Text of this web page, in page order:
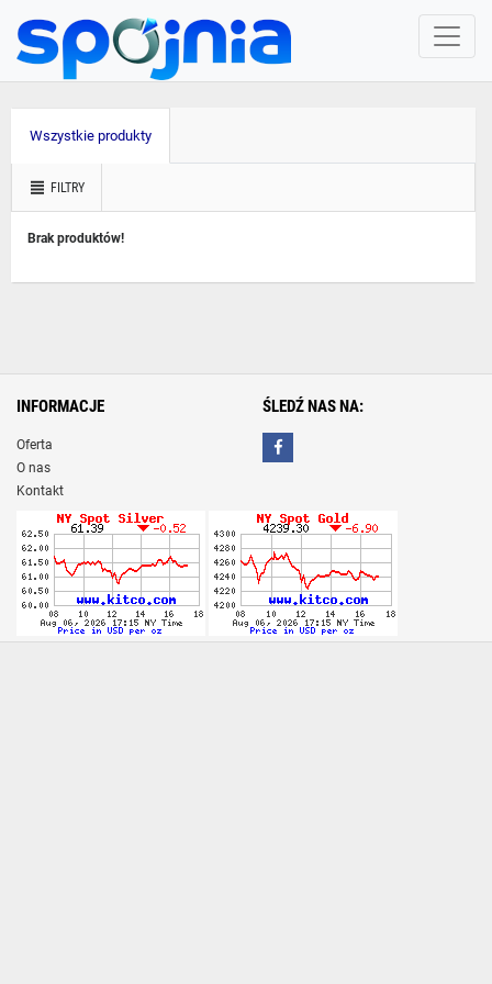
Wszystkie produkty
FILTRY
Brak produktów!
INFORMACJE
Oferta
O nas
Kontakt
ŚLEDŹ NAS NA: